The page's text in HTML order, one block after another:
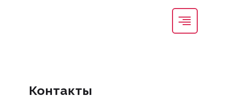
Контакты